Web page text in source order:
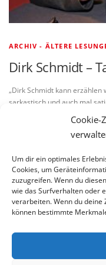
Cookie-
Um dir ein optimales
Cookies, um
zuzugreifen. Wenn du
wie das Surfverhalten oder
verarbeiten. Wenn du
können bestimmte
ARCHIV - ÄLTERE
Dirk Schmidt –
„Dirk Schmidt kann erzählen
sarkastisch und auch mal
einem der besten und
BLEIBE